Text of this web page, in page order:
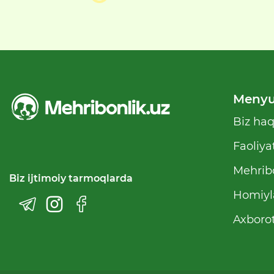
Biz ijtimoiy tarmoqlarda
Biz